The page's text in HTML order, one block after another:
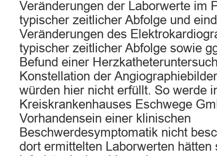
Veränderungen der Laborwerte im
typischer zeitlicher Abfolge und
Veränderungen des
typischer zeitlicher Abfolge sowie
Befund einer
Konstellation der
würden hier nicht erfüllt. So werde
Kreiskrankenhauses Eschwege
Vorhandensein einer klinischen
Beschwerdesymptomatik nicht
dort ermittelten Laborwerten hätten